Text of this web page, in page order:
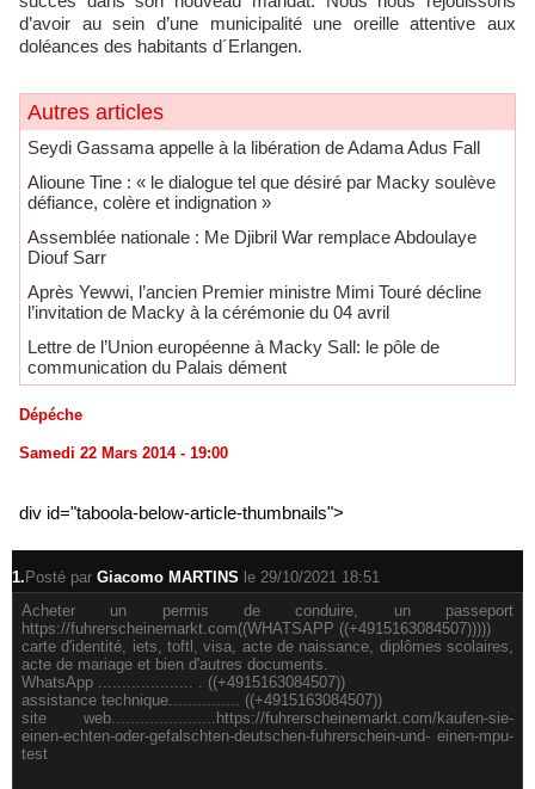
d’avoir au sein d’une municipalité une oreille attentive aux
doléances des habitants d´Erlangen.
Autres articles
Seydi Gassama appelle à la libération de Adama Adus Fall
Alioune Tine : « le dialogue tel que désiré par Macky soulève
défiance, colère et indignation »
Assemblée nationale : Me Djibril War remplace Abdoulaye
Diouf Sarr
Après Yewwi, l’ancien Premier ministre Mimi Touré décline
l’invitation de Macky à la cérémonie du 04 avril
Lettre de l’Union européenne à Macky Sall: le pôle de
communication du Palais dément
Dépéche
Samedi 22 Mars 2014 - 19:00
div id="taboola-below-article-thumbnails">
1. Posté par Giacomo MARTINS le 29/10/2021 18:51
Acheter un permis de conduire, un passeport
https://fuhrerscheinemarkt.com((WHATSAPP ((+4915163084507)))))
carte d'identité, iets, toftl, visa, acte de naissance, diplômes scolaires,
acte de mariage et bien d'autres documents.
WhatsApp .................... . ((+4915163084507))
assistance technique............... ((+4915163084507))
site web......................https://fuhrerscheinemarkt.com/kaufen-sie-
einen-echten-oder-gefalschten-deutschen-fuhrerschein-und- einen-mpu-
test